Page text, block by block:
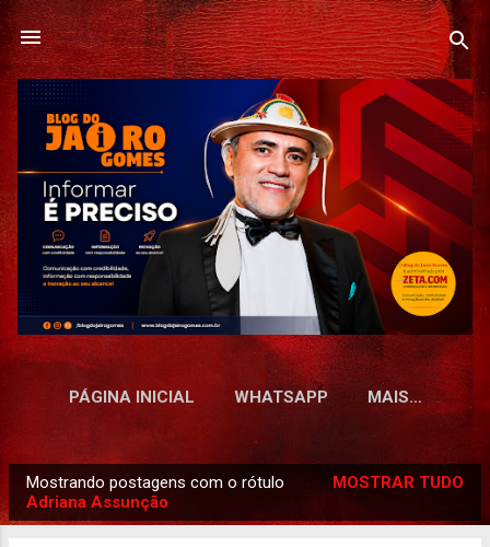
Pular para o conteúdo principal
PÁGINA INICIAL WHATSAPP MAIS…
o
Mostrando postagens com o rótulo
Adriana Assunção
MOSTRAR TUDO